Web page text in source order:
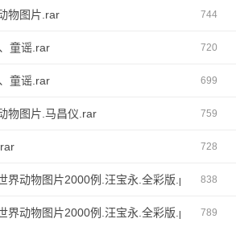
物图片.rar 744
童谣.rar 720
童谣.rar 699
物图片.马昌仪.rar 759
728
界动物图片2000例.汪宝永.全彩版.part1.rar
838
界动物图片2000例.汪宝永.全彩版.part2.rar
789